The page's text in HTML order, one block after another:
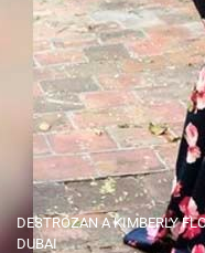
DESTROZAN A KIMBERLY
DUBAI